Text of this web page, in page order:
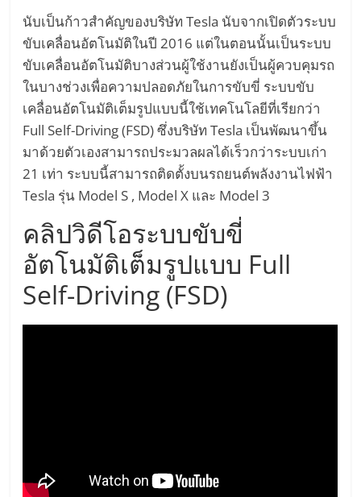
ขับ
เคลื่อน
อัตโนมัติ
Self-
Driving
Car
โดรน
พลังงาน
รถยนต์
นับเป็นก้าวสำคัญของบริษัท Tesla นับจากเปิดตัวระบบ
ขับเคลื่อนอัตโนมัติในปี 2016 แต่ในตอนนั้นเป็นระบบ
ขับเคลื่อนอัตโนมัติบางส่วนผู้ใช้งานยังเป็นผู้ควบคุมรถ
ในบางช่วงเพื่อความปลอดภัยในการขับขี่ ระบบขับ
เคลื่อนอัตโนมัติเต็มรูปแบบนี้ใช้เทคโนโลยีที่เรียกว่า
Full Self-Driving (FSD) ซึ่งบริษัท Tesla เป็นพัฒนาขึ้น
มาด้วยตัวเองสามารถประมวลผลได้เร็วกว่าระบบเก่า
21 เท่า ระบบนี้สามารถติดตั้งบนรถยนต์พลังงานไฟฟ้า
Tesla รุ่น Model S , Model X และ Model 3
คลิปวิดีโอระบบขับขี่
อัตโนมัติเต็มรูปแบบ Full
Self-Driving (FSD)